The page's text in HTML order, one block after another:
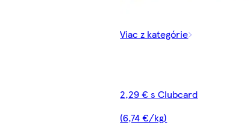
Viac z kategórie
2,29 € s Clubcard
(6,74 €/kg)